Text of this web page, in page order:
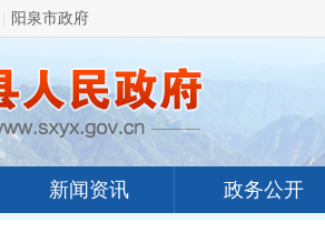
阳泉市政府
新闻资讯 政务公开